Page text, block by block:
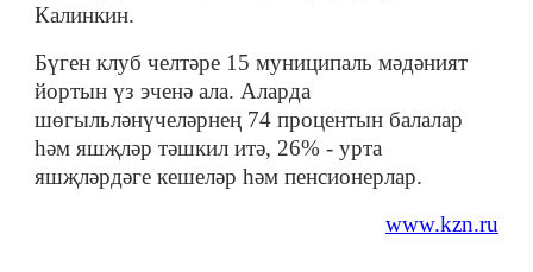
Калинкин.
Бүген клуб челтәре 15 муниципаль мәдәният
йортын үз эченә ала. Аларда
шөгыльләнүчеләрнең 74 процентын балалар
һәм яшҗләр тәшкил итә, 26% - урта
яшҗләрдәге кешеләр һәм пенсионерлар.
www.kzn.ru